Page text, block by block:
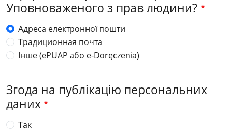
Уповноваженого з прав людини?
Адреса електронної пошти
Традиционная почта
Інше (ePUAP або e-Doręczenia)
Згода на публікацію персональних
даних
Так